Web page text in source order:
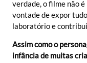
verdade, o filme não é
vontade de expor
laboratório e
Assim como o
infância de muitas